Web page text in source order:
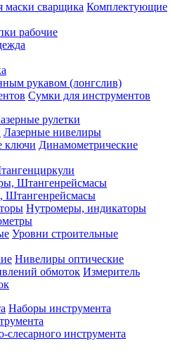
Комплектующие
рабочие
рукавом (лонгслив)
Сумки для инструментов
рулетки
Лазерные нивелиры
Динамометрические
Штангенрейсмасы
Нутромеры, индикаторы
Уровни строительные
Нивелиры оптические
Измеритель
Наборы инструмента
слесарного инструмента